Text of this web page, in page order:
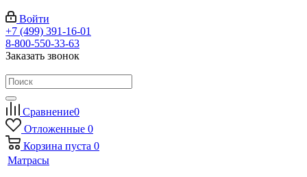
Войти
+7 (499) 391-16-01
8-800-550-33-63
Заказать звонок
Сравнение0
Отложенные 0
Корзина пуста 0
Матрасы